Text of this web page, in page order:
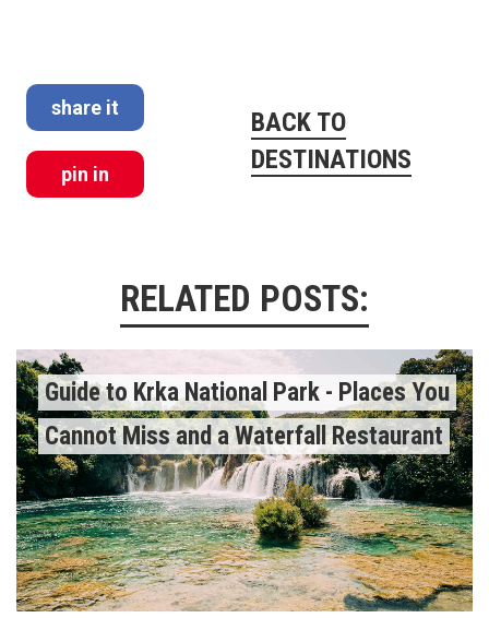
share it
pin in
BACK TO
DESTINATIONS
RELATED POSTS:
Guide to Krka National Park - Places You
Cannot Miss and a Waterfall Restaurant